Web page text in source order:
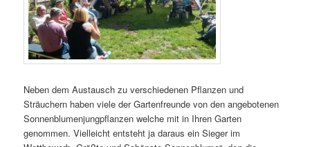
Neben dem Austausch zu verschiedenen Pflanzen und
Sträuchern haben viele der Gartenfreunde von den angebotenen
Sonnenblumenjungpflanzen welche mit in Ihren Garten
genommen. Vielleicht entsteht ja daraus ein Sieger im